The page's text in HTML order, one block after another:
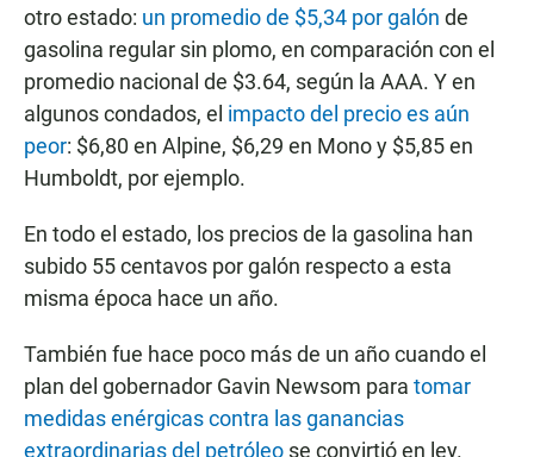
otro estado: un promedio de $5,34 por galón de
gasolina regular sin plomo, en comparación con el
promedio nacional de $3.64, según la AAA. Y en
algunos condados, el impacto del precio es aún
peor: $6,80 en Alpine, $6,29 en Mono y $5,85 en
Humboldt, por ejemplo.
En todo el estado, los precios de la gasolina han
subido 55 centavos por galón respecto a esta
misma época hace un año.
También fue hace poco más de un año cuando el
plan del gobernador Gavin Newsom para tomar
medidas enérgicas contra las ganancias
extraordinarias del petróleo se convirtió en ley.